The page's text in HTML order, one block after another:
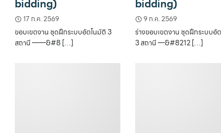
bidding)
17 ก.ค. 2569
ขอบเขตงาน ชุดฝึกระบบอัตโนมัติ 3
สถานี ——&#8 […]
bidding)
9 ก.ค. 2569
ร่างขอบเขตงาน ชุดฝึกระบบอั
3 สถานี —&#8212 […]